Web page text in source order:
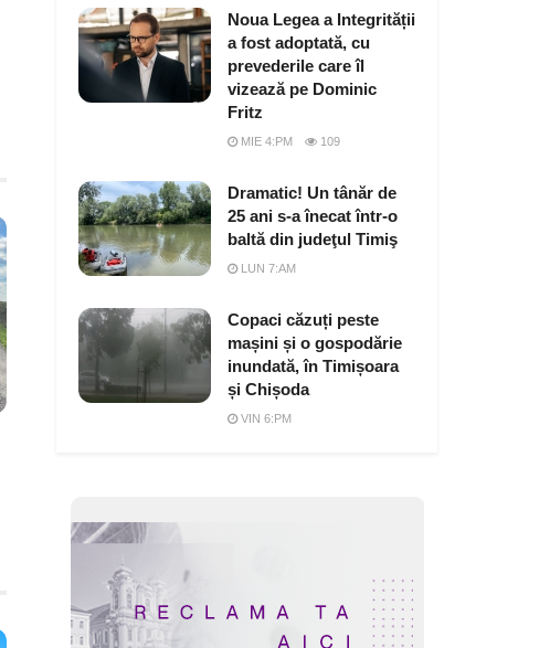
Noua Legea a Integrității
a fost adoptată, cu
prevederile care îl
vizează pe Dominic
Fritz
MIE 4:PM 109
Dramatic! Un tânăr de
25 ani s-a înecat într-o
baltă din judeţul Timiş
LUN 7:AM
Copaci căzuți peste
mașini și o gospodărie
inundată, în Timișoara
și Chișoda
VIN 6:PM